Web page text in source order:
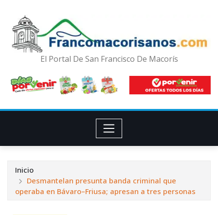
El Portal De San Francisco De Macorís
Inicio
Desmantelan presunta banda criminal que
operaba en Bávaro–Friusa; apresan a tres personas